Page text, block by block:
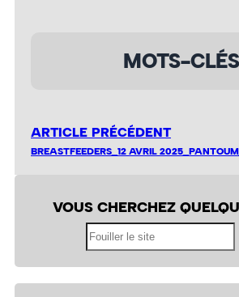
MOTS-CLÉS
ARTICLE PRÉCÉDENT
BREASTFEEDERS_12 AVRIL
VOUS CHERCHEZ